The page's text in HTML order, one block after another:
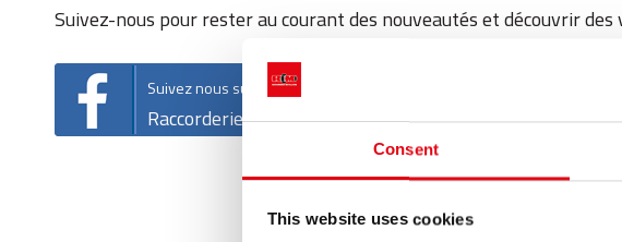
Consent
This website uses cookies
Suivez-nous pour rester au courant des nouveautés et découvrir
Suivez nous sur facebook!
Raccorderie Metalliche SpA